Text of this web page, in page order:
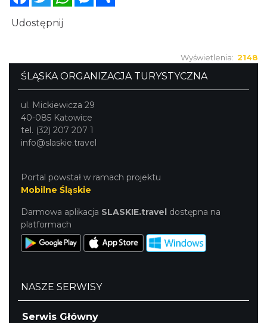
Udostępnij
Wyświetlenia: 2148
ŚLĄSKA ORGANIZACJA TURYSTYCZNA
ul. Mickiewicza 29
40-085 Katowice
tel. (32) 207 207 1
info@slaskie.travel
Portal powstał w ramach projektu
Mobilne Śląskie
Darmowa aplikacja SLASKIE.travel dostępna na
platformach
NASZE SERWISY
Serwis Główny